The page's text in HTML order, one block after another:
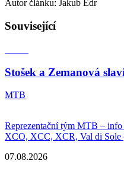
Autor článku: Jakub Edr
Související
Stošek a Zemanová
MTB
Reprezentační tým MTB –
XCO, XCC, XCR, Val di
07.08.2026